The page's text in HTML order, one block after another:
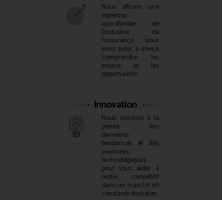
Nous offrons une
expertise
approfondie de
l’industrie de
l’assurance pour
vous aider à mieux
comprendre les
enjeux et les
opportunités.
Innovation
Nous sommes à la
pointe des
dernières
tendances et des
avancées
technologiques
pour vous aider à
rester compétitif
dans un marché en
constante évolution.